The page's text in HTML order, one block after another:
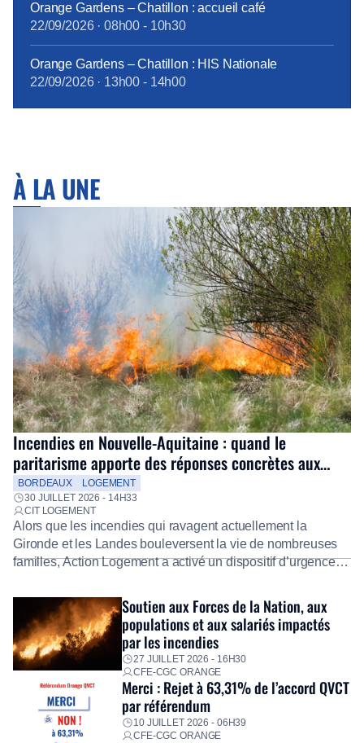
Orange Gardens – Chatillon : accueil café
22/09/2026· 08h00 - 10h30
Orange Gardens – Chatillon : HIS Nationale
22/09/2026· 13h00 - 14h00
À LA UNE
Incendies en Nouvelle-Aquitaine : quand le
paritarisme apporte des réponses concrètes aux
salariés
BORDEAUX
LOGEMENT
30 JUILLET 2026 - 14H33
CIT LOGEMENT
Alors que les incendies qui ravagent actuellement la
Gironde et les Landes bouleversent la vie de nombreuses
familles, Action Logement a activé un dispositif d’urgence
Fidèle à sa mission d’utilité sociale, le Groupe mobilise
immédiatement ses équipes afin de proposer un diagnostic
personnalisé, des aides financières pour faire face aux
premières dépenses, […]
Soutien aux Forces de la Nation, aux
populations et aux salariés impactés
par les incendies
27 JUILLET 2026 - 16H30
CFE-CGC ORANGE
Merci : Rejet à 63,31% de l’accord QVCT
par référendum
10 JUILLET 2026 - 06H39
CFE-CGC ORANGE